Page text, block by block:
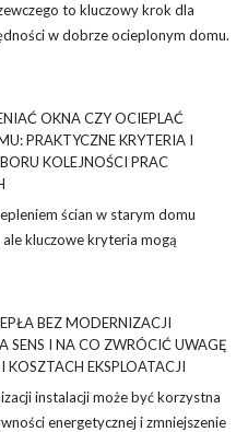
to kluczowy krok dla
w dobrze ocieplonym domu.
OKNA CZY OCIEPLAĆ
PRAKTYCZNE KRYTERIA I
KOLEJNOŚCI PRAC
ścian w starym domu
kluczowe kryteria mogą
BEZ MODERNIZACJI
SENS I NA CO ZWRÓCIĆ UWAGĘ
KOSZTACH EKSPLOATACJI
instalacji może być korzystna
energetycznej i zmniejszenie